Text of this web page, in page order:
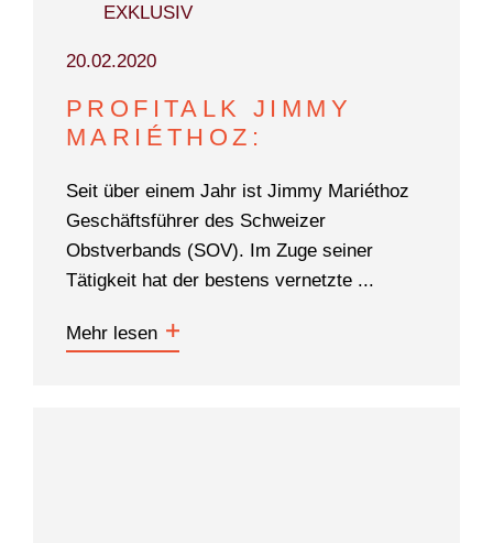
EXKLUSIV
20.02.2020
PROFITALK JIMMY
MARIÉTHOZ:
Seit über einem Jahr ist Jimmy Mariéthoz
Geschäftsführer des Schweizer
Obstverbands (SOV). Im Zuge seiner
Tätigkeit hat der bestens vernetzte ...
Mehr lesen